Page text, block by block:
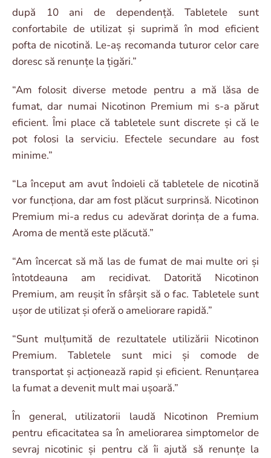
după 10 ani de dependență. Tabletele sunt
confortabile de utilizat și suprimă în mod eficient
pofta de nicotină. Le-aș recomanda tuturor celor care
doresc să renunțe la țigări.”
“Am folosit diverse metode pentru a mă lăsa de
fumat, dar numai Nicotinon Premium mi s-a părut
eficient. Îmi place că tabletele sunt discrete și că le
pot folosi la serviciu. Efectele secundare au fost
minime.”
“La început am avut îndoieli că tabletele de nicotină
vor funcționa, dar am fost plăcut surprinsă. Nicotinon
Premium mi-a redus cu adevărat dorința de a fuma.
Aroma de mentă este plăcută.”
“Am încercat să mă las de fumat de mai multe ori și
întotdeauna am recidivat. Datorită Nicotinon
Premium, am reușit în sfârșit să o fac. Tabletele sunt
ușor de utilizat și oferă o ameliorare rapidă.”
“Sunt mulțumită de rezultatele utilizării Nicotinon
Premium. Tabletele sunt mici și comode de
transportat și acționează rapid și eficient. Renunțarea
la fumat a devenit mult mai ușoară.”
În general, utilizatorii laudă Nicotinon Premium
pentru eficacitatea sa în ameliorarea simptomelor de
sevraj nicotinic și pentru că îi ajută să renunțe la